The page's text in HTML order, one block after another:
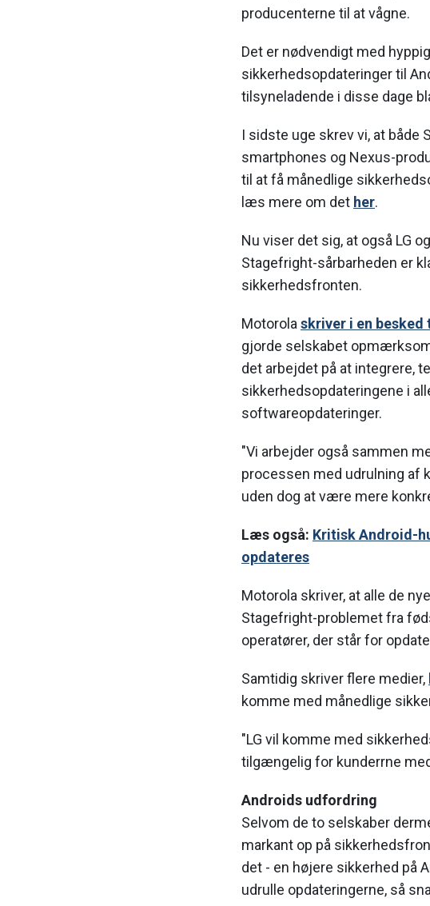
producenterne til at vågne.
Det er nødvendigt med
sikkerhedsopdateringer til
tilsyneladende i disse dage
I sidste uge skrev vi, at både
smartphones og Nexus-
til at få månedlige
læs mere om det her.
Nu viser det sig, at også LG
Stagefright-sårbarheden er
sikkerhedsfronten.
Motorola skriver i en besked
gjorde selskabet
det arbejdet på at integrere,
sikkerhedsopdateringene i
softwareopdateringer.
"Vi arbejder også sammen
processen med udrulning af
uden dog at være mere
Læs også: Kritisk Android-
opdateres
Motorola skriver, at alle de
Stagefright-problemet fra
operatører, der står for
Samtidig skriver flere medier,
komme med månedlige
"LG vil komme med
tilgængelig for kunderrne
Androids udfordring
Selvom de to selskaber
markant op på
det - en højere sikkerhed på
udrulle opdateringerne, så